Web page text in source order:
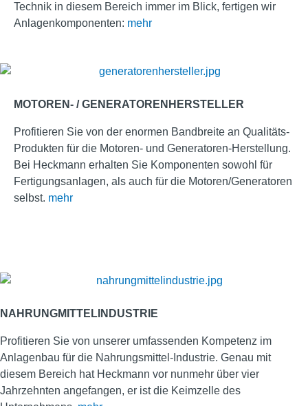
Technik in diesem Bereich immer im Blick, fertigen wir
Anlagenkomponenten: mehr
MOTOREN- / GENERATORENHERSTELLER
Profitieren Sie von der enormen Bandbreite an Qualitäts-
Produkten für die Motoren- und Generatoren-Herstellung.
Bei Heckmann erhalten Sie Komponenten sowohl für
Fertigungsanlagen, als auch für die Motoren/Generatoren
selbst. mehr
NAHRUNGMITTELINDUSTRIE
Profitieren Sie von unserer umfassenden Kompetenz im
Anlagenbau für die Nahrungsmittel-Industrie. Genau mit
diesem Bereich hat Heckmann vor nunmehr über vier
Jahrzehnten angefangen, er ist die Keimzelle des